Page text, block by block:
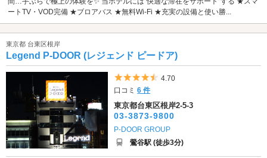
ートTV・VOD完備 ★ブロアバス ★無料Wi-Fi ★充実の設備と使い勝...
東京都 台東区根岸
Legend P-DOOR (レジェンド ピードア)
5つ星のうち4.5
4.70
口コミ6 件
東京都台東区根岸2-5-3
03-3873-9800
P-DOOR GROUP
鶯谷駅 (徒歩3分)